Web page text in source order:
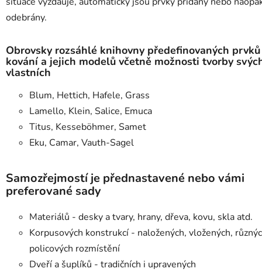
odebrány.
Obrovsky rozsáhlé knihovny předefinovaných prvků
kování a jejich modelů včetně možnosti tvorby
vlastních
Blum, Hettich, Hafele, Grass
Lamello, Klein, Salice, Emuca
Titus, Kesseböhmer, Samet
Eku, Camar, Vauth-Sagel
Samozřejmostí je přednastavené nebo vámi
preferované sady
Materiálů - desky a tvary, hrany, dřeva, kovu, skla atd.
Korpusových konstrukcí - naložených, vložených,
policových rozmístění
Dveří a šuplíků - tradičních i upravených